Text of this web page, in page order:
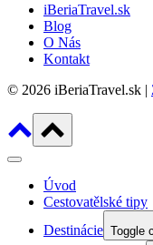
iBeriaTravel.sk
Blog
O Nás
Kontakt
© 2026 iBeriaTravel.sk |
Úvod
Cestovatělské tipy
Destinácie Toggle